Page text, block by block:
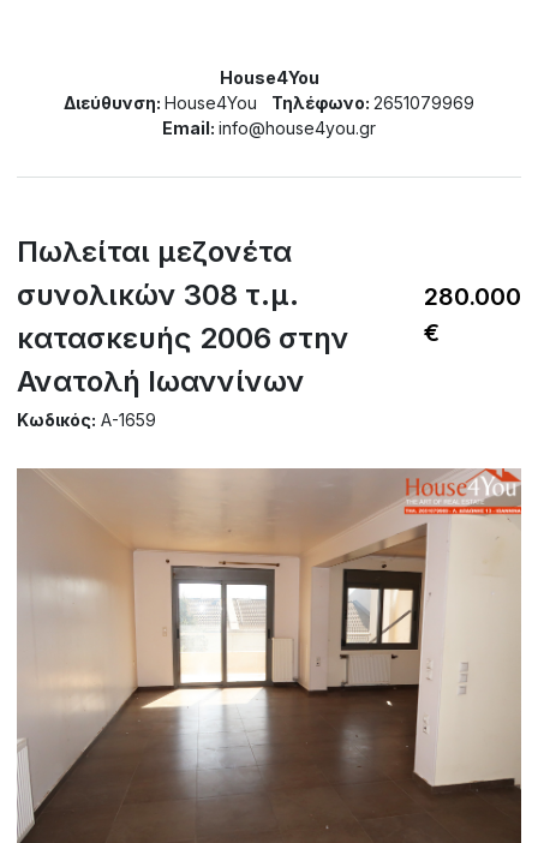
House4You
Διεύθυνση: House4You Τηλέφωνο: 2651079969
Email: info@house4you.gr
Πωλείται μεζονέτα
συνολικών 308 τ.μ.
κατασκευής 2006 στην
Ανατολή Ιωαννίνων
Κωδικός: A-1659
280.000
€